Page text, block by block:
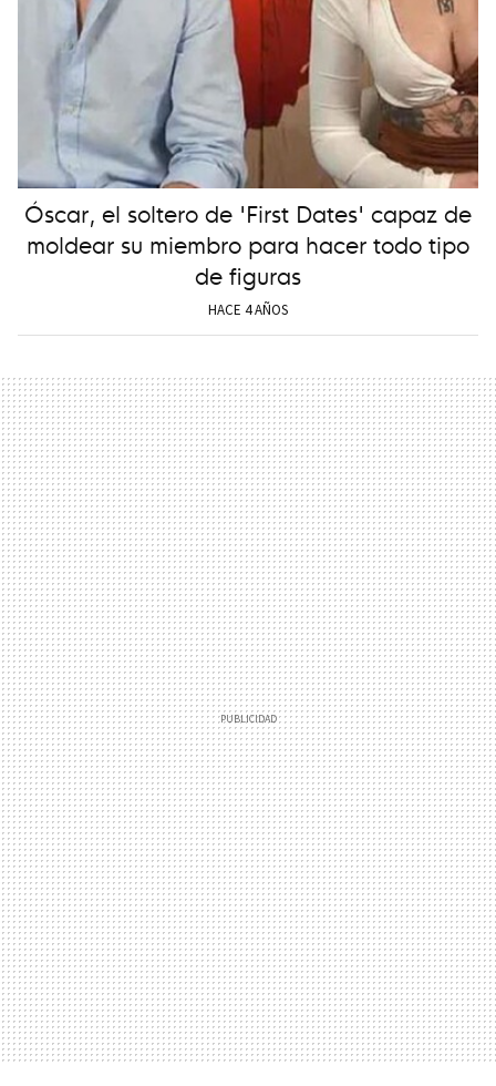
Óscar, el soltero de 'First Dates' capaz de
moldear su miembro para hacer todo tipo
de figuras
HACE 4 AÑOS